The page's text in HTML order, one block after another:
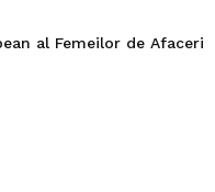
al Femeilor de Afaceri